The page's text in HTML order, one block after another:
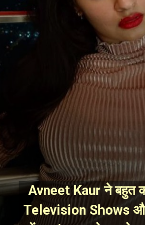
Avneet Kaur ने बहुत
Television Shows